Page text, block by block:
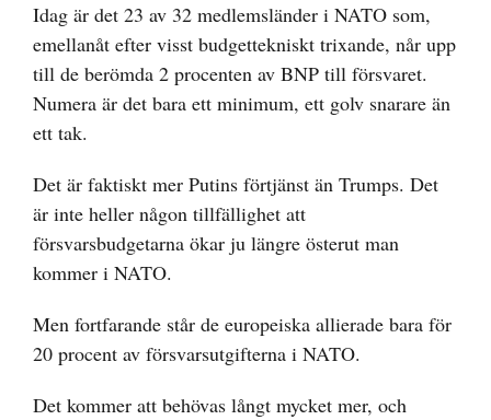
Idag är det 23 av 32 medlemsländer i NATO som,
emellanåt efter visst budgettekniskt trixande, når upp
till de berömda 2 procenten av BNP till försvaret.
Numera är det bara ett minimum, ett golv snarare än
ett tak.
Det är faktiskt mer Putins förtjänst än Trumps. Det
är inte heller någon tillfällighet att
försvarsbudgetarna ökar ju längre österut man
kommer i NATO.
Men fortfarande står de europeiska allierade bara för
20 procent av försvarsutgifterna i NATO.
Det kommer att behövas långt mycket mer, och